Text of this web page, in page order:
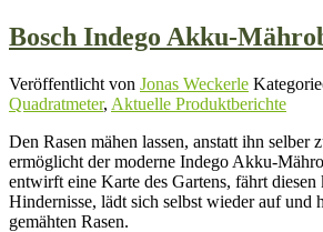
Bosch Indego Akku-
Veröffentlicht von Jonas Weckerle
Quadratmeter, Aktuelle Produktberichte
Den Rasen mähen lassen, anstatt ihn selber
ermöglicht der moderne Indego Akku-
entwirft eine Karte des Gartens, fährt
Hindernisse, lädt sich selbst wieder auf und
gemähten Rasen.